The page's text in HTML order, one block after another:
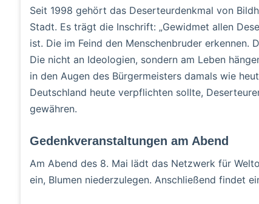
Seit 1998 gehört das Deserteurdenkmal von
Stadt. Es trägt die Inschrift: „Gewidmet allen
ist. Die im Feind den Menschenbruder erkennen.
Die nicht an Ideologien, sondern am Leben
in den Augen des Bürgermeisters damals wie
Deutschland heute verpflichten sollte,
gewähren.
Gedenkveranstaltungen am Abend
Am Abend des 8. Mai lädt das Netzwerk für
ein, Blumen niederzulegen. Anschließend findet